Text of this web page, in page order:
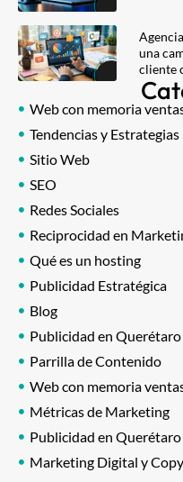
una
cliente
Web con memoria
Tendencias y Estrategias
Sitio Web
SEO
Redes Sociales
Reciprocidad en
Qué es un hosting
Publicidad Estratégica
Blog
Publicidad en Querétaro
Parrilla de Contenido
Web con memoria
Métricas de Marketing
Publicidad en Querétaro
Marketing Digital y